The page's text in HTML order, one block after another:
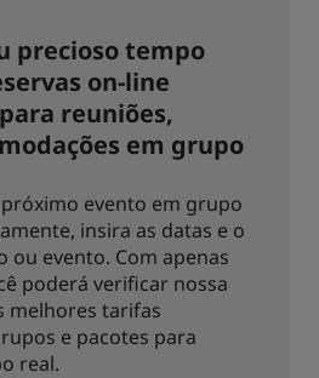
precioso tempo
on-line
reuniões,
em grupo
evento em grupo
insira as datas e o
evento. Com apenas
poderá verificar nossa
melhores tarifas
e pacotes para
real.